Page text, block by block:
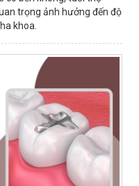
trọng ảnh hưởng đến độ
khoa.